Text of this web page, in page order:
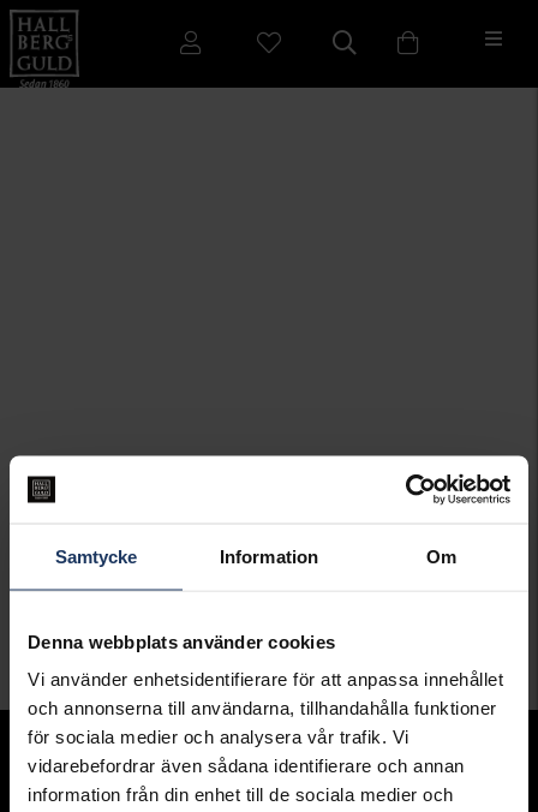
Samtycke Information Om
Denna webbplats använder cookies
Vi använder enhetsidentifierare för att anpassa innehållet
och annonserna till användarna, tillhandahålla funktioner
för sociala medier och analysera vår trafik. Vi
vidarebefordrar även sådana identifierare och annan
information från din enhet till de sociala medier och
Sortiment
Armband